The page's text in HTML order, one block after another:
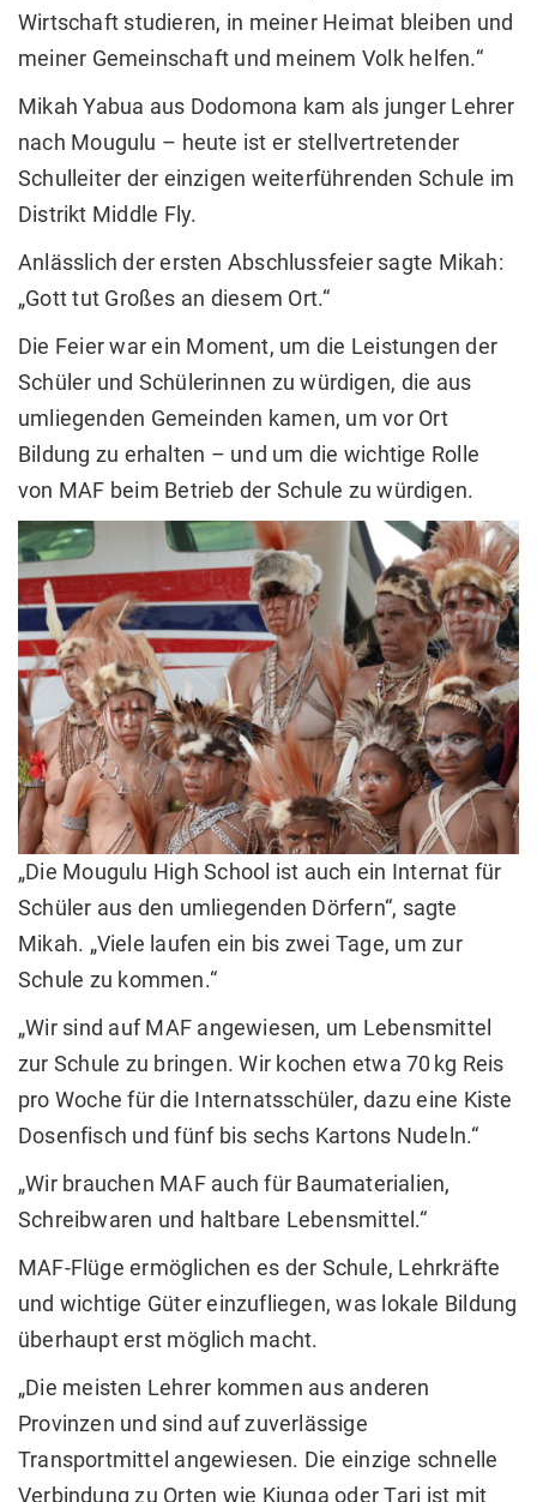
Wirtschaft studieren, in meiner Heimat bleiben und
meiner Gemeinschaft und meinem Volk helfen.“
Mikah Yabua aus Dodomona kam als junger Lehrer
nach Mougulu – heute ist er stellvertretender
Schulleiter der einzigen weiterführenden Schule im
Distrikt Middle Fly.
Anlässlich der ersten Abschlussfeier sagte Mikah:
„Gott tut Großes an diesem Ort.“
Die Feier war ein Moment, um die Leistungen der
Schüler und Schülerinnen zu würdigen, die aus
umliegenden Gemeinden kamen, um vor Ort
Bildung zu erhalten – und um die wichtige Rolle
von MAF beim Betrieb der Schule zu würdigen.
„Die Mougulu High School ist auch ein Internat für
Schüler aus den umliegenden Dörfern“, sagte
Mikah. „Viele laufen ein bis zwei Tage, um zur
Schule zu kommen.“
„Wir sind auf MAF angewiesen, um Lebensmittel
zur Schule zu bringen. Wir kochen etwa 70 kg Reis
pro Woche für die Internatsschüler, dazu eine Kiste
Dosenfisch und fünf bis sechs Kartons Nudeln.“
„Wir brauchen MAF auch für Baumaterialien,
Schreibwaren und haltbare Lebensmittel.“
MAF-Flüge ermöglichen es der Schule, Lehrkräfte
und wichtige Güter einzufliegen, was lokale Bildung
überhaupt erst möglich macht.
„Die meisten Lehrer kommen aus anderen
Provinzen und sind auf zuverlässige
Transportmittel angewiesen. Die einzige schnelle
Verbindung zu Orten wie Kiunga oder Tari ist mit